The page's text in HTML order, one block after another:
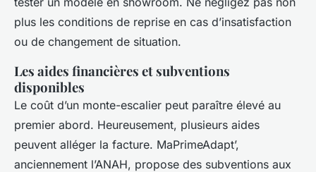
plus les conditions de reprise en cas d’insatisfaction
ou de changement de situation.
Les aides financières et subventions
disponibles
Le coût d’un monte-escalier peut paraître élevé au
premier abord. Heureusement, plusieurs aides
peuvent alléger la facture. MaPrimeAdapt’,
anciennement l’ANAH, propose des subventions aux